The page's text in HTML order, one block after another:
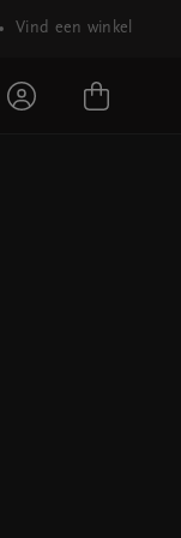
Vind een winkel